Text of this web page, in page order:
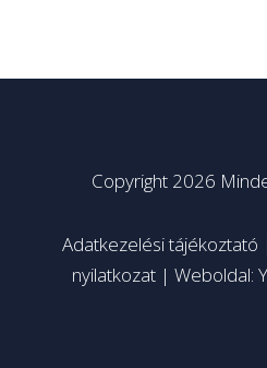
Copyright 2026
Adatkezelési tájékoztató
nyilatkozat| Weboldal: